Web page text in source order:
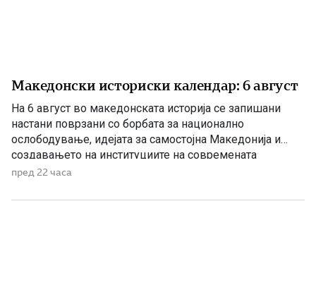
Македонски историски календар: 6 август
На 6 август во македонската историја се запишани
настани поврзани со борбата за национално
ослободување, идејата за самостојна Македонија и
создавањето на институциите на современата
македонска држава. 1875 – Роден е Григорие Хаџи
Григорие Хаџи Ташковиќ – македонски револуционер,
пред 22 часа